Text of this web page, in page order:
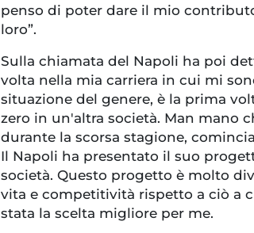
penso di poter dare il mio
loro”.
Sulla chiamata del Napoli ha poi
volta nella mia carriera in cui mi
situazione del genere, è la prima
zero in un'altra società. Man mano
durante la scorsa stagione,
Il Napoli ha presentato il suo
società. Questo progetto è molto
vita e competitività rispetto a ciò a
stata la scelta migliore per me.